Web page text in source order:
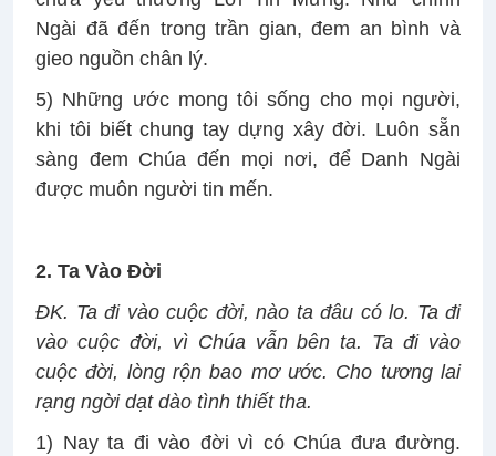
Ngài đã đến trong trần gian, đem an bình và
gieo nguồn chân lý.
5) Những ước mong tôi sống cho mọi người,
khi tôi biết chung tay dựng xây đời. Luôn sẵn
sàng đem Chúa đến mọi nơi, để Danh Ngài
được muôn người tin mến.
2. Ta Vào Đời
ĐK. Ta đi vào cuộc đời, nào ta đâu có lo. Ta đi
vào cuộc đời, vì Chúa vẫn bên ta. Ta đi vào
cuộc đời, lòng rộn bao mơ ước. Cho tương lai
rạng ngời dạt dào tình thiết tha.
1) Nay ta đi vào đời vì có Chúa đưa đường.